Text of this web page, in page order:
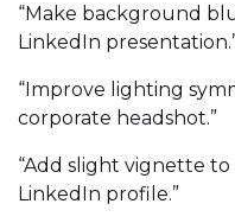
“Make background
LinkedIn
“Improve lighting
corporate headshot.”
“Add slight vignette
LinkedIn profile.”